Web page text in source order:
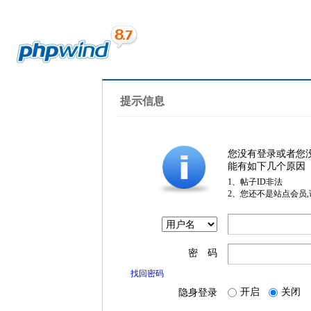
提示信息
您没有登录或者您
能有如下几个原因
1、帖子ID非法
2、您还不是站点会员
密 码
找回密码
隐身登录 开启 关闭